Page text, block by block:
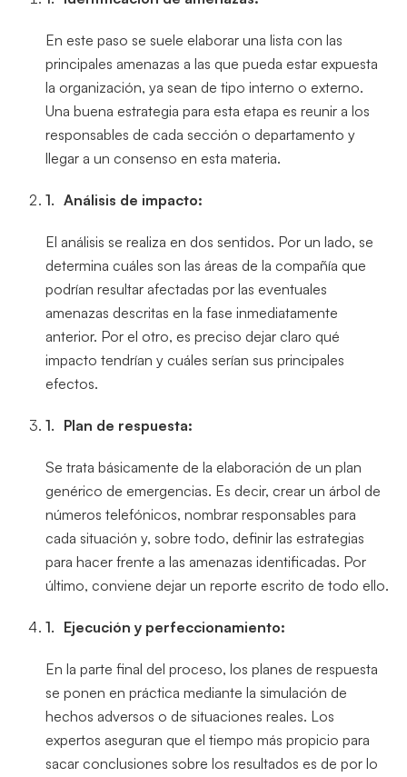
En este paso se suele elaborar una lista con las
principales amenazas a las que pueda estar expuesta
la organización, ya sean de tipo interno o externo.
Una buena estrategia para esta etapa es reunir a los
responsables de cada sección o departamento y
llegar a un consenso en esta materia.
Análisis de impacto:
El análisis se realiza en dos sentidos. Por un lado, se
determina cuáles son las áreas de la compañía que
podrían resultar afectadas por las eventuales
amenazas descritas en la fase inmediatamente
anterior. Por el otro, es preciso dejar claro qué
impacto tendrían y cuáles serían sus principales
efectos.
Plan de respuesta:
Se trata básicamente de la elaboración de un plan
genérico de emergencias. Es decir, crear un árbol de
números telefónicos, nombrar responsables para
cada situación y, sobre todo, definir las estrategias
para hacer frente a las amenazas identificadas. Por
último, conviene dejar un reporte escrito de todo ello.
Ejecución y perfeccionamiento:
En la parte final del proceso, los planes de respuesta
se ponen en práctica mediante la simulación de
hechos adversos o de situaciones reales. Los
expertos aseguran que el tiempo más propicio para
sacar conclusiones sobre los resultados es de por lo